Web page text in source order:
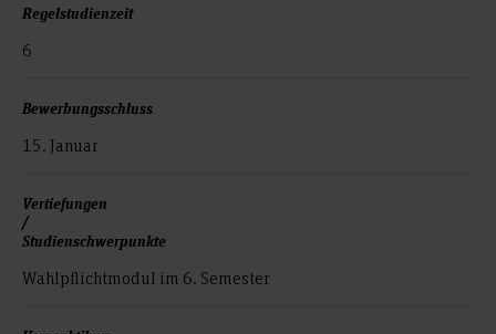
Regelstudienzeit
6
Bewerbungsschluss
15. Januar
Vertiefungen
/
Studienschwerpunkte
Wahlpflichtmodul im 6. Semester